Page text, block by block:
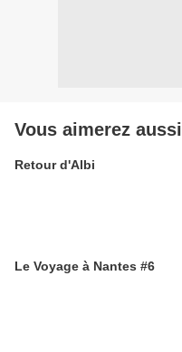
Vous aimerez aussi
Retour d'Albi
Le Voyage à Nantes #6